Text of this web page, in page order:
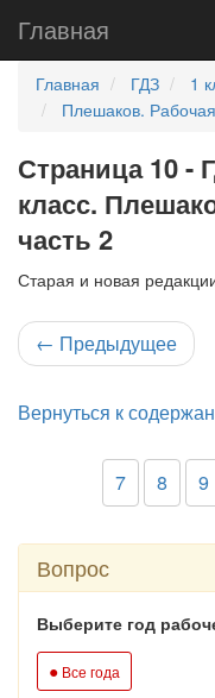
Главная
Главная ГДЗ 1
Плешаков.
Страница 10
класс.
часть 2
Старая и новая
← Предыдущее
Вернуться к
7 8 9
Вопрос
Выберите год
● Все года